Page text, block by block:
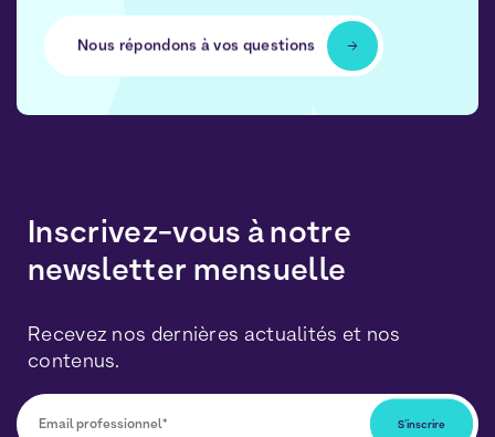
Nous répondons à vos questions
Inscrivez-vous à notre
newsletter mensuelle
Recevez nos dernières actualités et nos
contenus.